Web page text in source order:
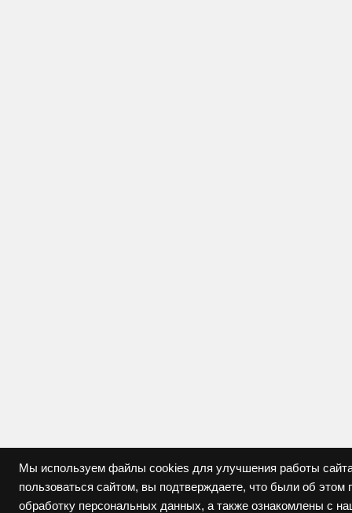
Мы используем файлы cookies для улучшения работы
пользоваться сайтом, вы подтверждаете, что были об
обработку персональных данных, а также ознакомлены с